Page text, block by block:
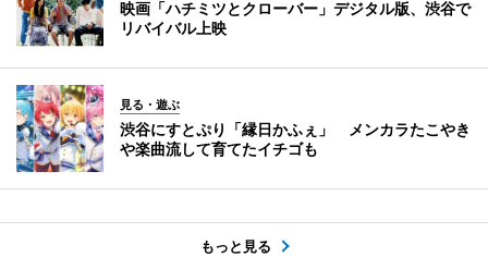
映画「ハチミツとクローバー」デジタル版、渋谷で
リバイバル上映
見る・遊ぶ
渋谷にすとぷり「縁日かふぇ」 メンカラたこやき
や楽曲流して育てたイチゴも
もっと見る